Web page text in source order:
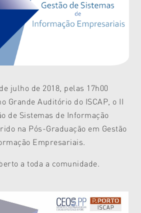
julho de 2018, pelas 17h00
Grande Auditório do ISCAP, o II
de Sistemas de Informação
na Pós-Graduação em Gestão
Empresariais.
a toda a comunidade.